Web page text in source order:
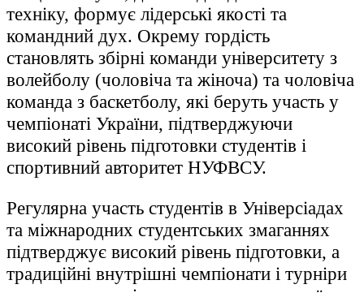
техніку, формує лідерські якості та
командний дух. Окрему гордість
становлять збірні команди університету з
волейболу (чоловіча та жіноча) та чоловіча
команда з баскетболу, які беруть участь у
чемпіонаті України, підтверджуючи
високий рівень підготовки студентів і
спортивний авторитет НУФВСУ.
Регулярна участь студентів в Універсіадах
та міжнародних студентських змаганнях
підтверджує високий рівень підготовки, а
традиційні внутрішні чемпіонати і турніри